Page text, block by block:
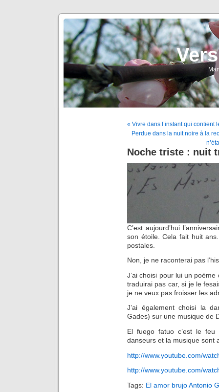
« Vivre dans l’instant qui contient
Perdue dans la nuit noire à la
Noche triste : nuit
C’est aujourd’hui
son étoile. Cela fait huit
postales.
Non, je ne raconterai pas
J’ai choisi pour lui un
traduirai pas car, si je le
je ne veux pas froisser les
J’ai également choisi la
Gades) sur une musique de
El fuego fatuo c’est le
danseurs et la musique sont
http://www.youtube.com/
http://www.youtube.com/
Tags: El amor brujo Antonio